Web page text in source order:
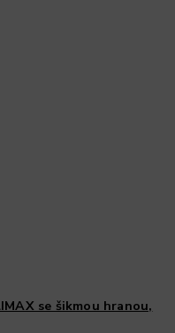
se šikmou hranou,